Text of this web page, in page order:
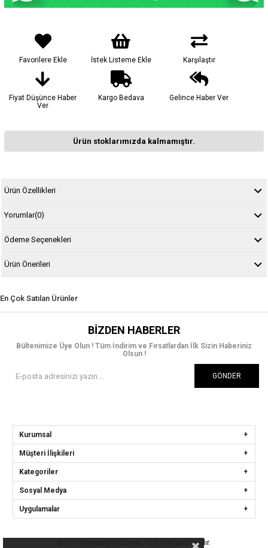
Favorilere Ekle İstek Listeme Ekle Karşılaştır
Fiyat Düşünce Haber
Ver
Kargo Bedava Gelince Haber Ver
Ürün stoklarımızda kalmamıştır.
Ürün Özellikleri
Yorumlar(0)
Ödeme Seçenekleri
Ürün Önerileri
En Çok Satılan Ürünler
BIZDEN HABERLER
Bültenimize Üye Olun ! Tüm İndirim ve Fırsatlardan İlk Sizin Haberiniz
Olsun !
GÖNDER
Kurumsal
Müşteri İlişkileri
Kategoriler
Sosyal Medya
Uygulamalar
- Tüm Hakları Saklıdır.